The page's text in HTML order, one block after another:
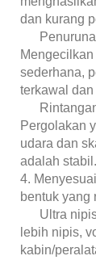
dan kurang
sederhana,
terkawal
Rintangan
Pergolakan
udara dan
adalah stabil.
4.
bentuk yang
Ultra nipis
lebih nipis,
kabin/